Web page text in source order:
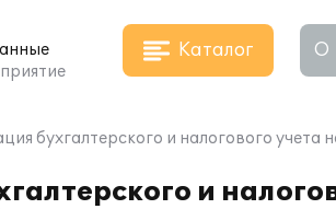
Каталог О
бухгалтерского и налогового
и